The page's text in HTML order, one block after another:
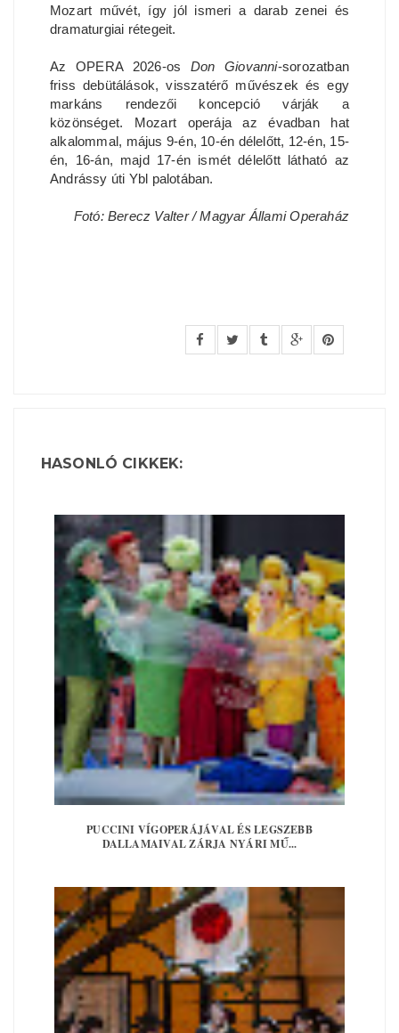
Mozart művét, így jól ismeri a darab zenei és
dramaturgiai rétegeit.
Az OPERA 2026-os Don Giovanni-sorozatban
friss debütálások, visszatérő művészek és egy
markáns rendezői koncepció várják a
közönséget. Mozart operája az évadban hat
alkalommal, május 9-én, 10-én délelőtt, 12-én, 15-
én, 16-án, majd 17-én ismét délelőtt látható az
Andrássy úti Ybl palotában.
Fotó: Berecz Valter / Magyar Állami Operaház
HASONLÓ CIKKEK:
PUCCINI VÍGOPERÁJÁVAL ÉS LEGSZEBB
DALLAMAIVAL ZÁRJA NYÁRI MŰ...